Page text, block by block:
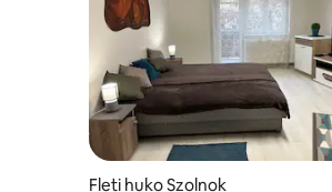
Fleti huko Szolnok